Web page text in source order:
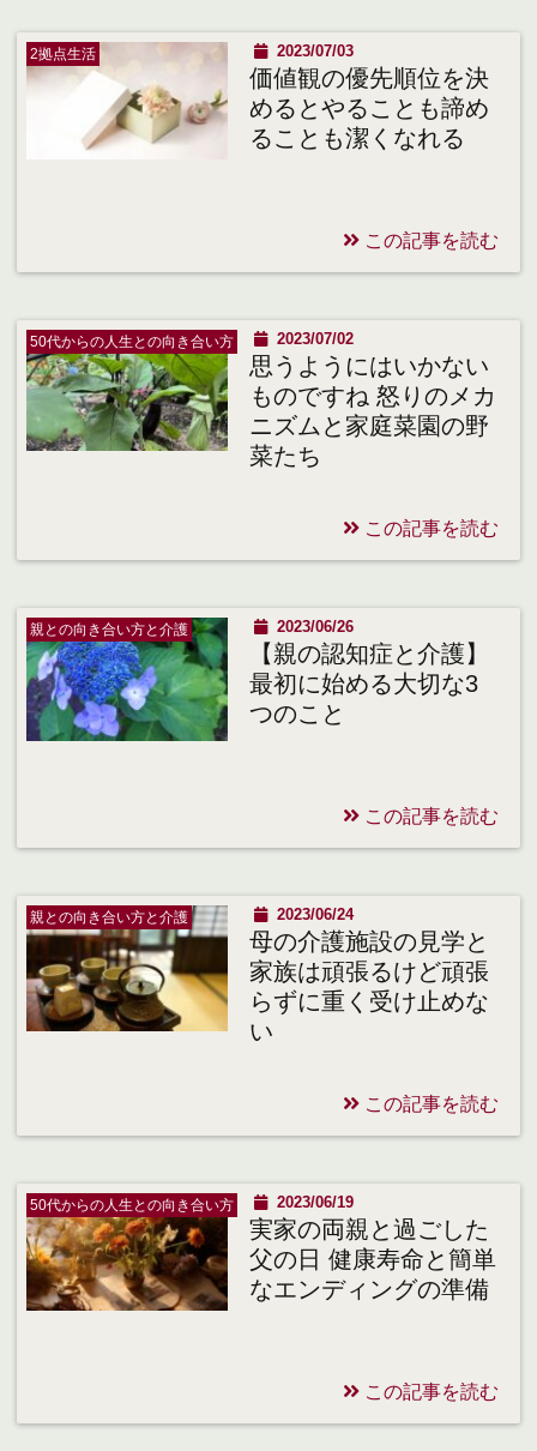
2拠点生活 2023/07/03
価値観の優先順位を決
めるとやることも諦め
ることも潔くなれる
この記事を読む
50代からの人生との向き合い方 2023/07/02
思うようにはいかない
ものですね 怒りのメカ
ニズムと家庭菜園の野
菜たち
この記事を読む
親との向き合い方と介護 2023/06/26
【親の認知症と介護】
最初に始める大切な3
つのこと
この記事を読む
親との向き合い方と介護 2023/06/24
母の介護施設の見学と
家族は頑張るけど頑張
らずに重く受け止めな
い
この記事を読む
50代からの人生との向き合い方 2023/06/19
実家の両親と過ごした
父の日 健康寿命と簡単
なエンディングの準備
この記事を読む